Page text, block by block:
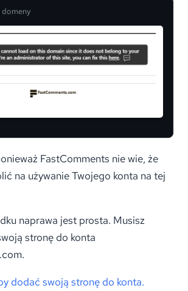
FastComments nie wie, że
na używanie Twojego konta na tej
naprawa jest prosta. Musisz
stronę do konta
dodać swoją stronę do konta.